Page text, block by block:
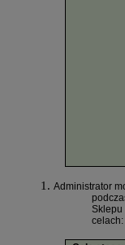
Administrator
celach: